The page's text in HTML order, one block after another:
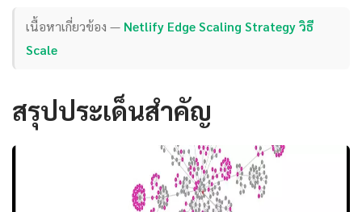
เนื้อหาเกี่ยวข้อง — Netlify Edge Scaling Strategy วิธี
Scale
สรุปประเด็นสำคัญ